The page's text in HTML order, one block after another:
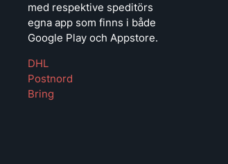
med respektive speditörs
egna app som finns i både
Google Play och Appstore.
DHL
Postnord
Bring